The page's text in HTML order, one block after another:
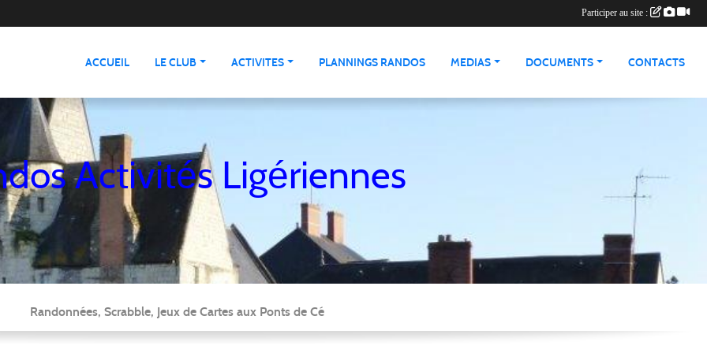
ACCUEIL LE CLUB ACTIVITES PLANNINGS RANDOS MEDIAS DOCUMENTS CONTACTS
Activités Ligériennes
Randonnées, Scrabble, Jeux de Cartes aux Ponts de Cé
Participer au site :